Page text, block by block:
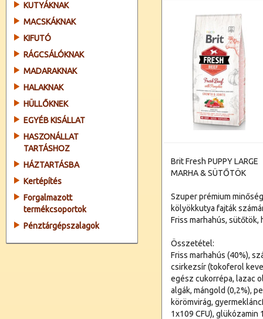
KUTYÁKNAK
MACSKÁKNAK
KIFUTÓ
RÁGCSÁLÓKNAK
MADARAKNAK
HALAKNAK
HÜLLŐKNEK
EGYÉB KISÁLLAT
HASZONÁLLAT
TARTÁSHOZ
HÁZTARTÁSBA
Kertépítés
Forgalmazott
termékcsoportok
Pénztárgépszalagok
Brit Fresh PUPPY LARGE
MARHA & SÜTŐTÖK
Szuper prémium
kölyökkutya fajták
Friss marhahús, sütőtök,
Összetétel:
Friss marhahús (40%),
csirkezsír (tokoferol
egész cukorrépa, lazac
algák, mángold (0,2%),
körömvirág,
1x109 CFU),